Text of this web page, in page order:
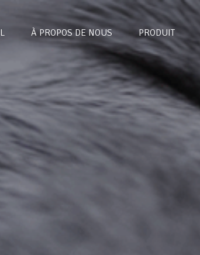
À PROPOS DE NOUS PRODUIT